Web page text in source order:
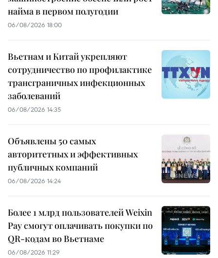
найма в первом полугодии
06/08/2026 18:00
Вьетнам и Китай укрепляют
сотрудничество по профилактике
трансграничных инфекционных
заболеваний
06/08/2026 14:35
Объявлены 50 самых
авторитетных и эффективных
публичных компаний
06/08/2026 14:24
Более 1 млрд пользователей Weixin
Pay смогут оплачивать покупки по
QR-кодам во Вьетнаме
06/08/2026 11:29